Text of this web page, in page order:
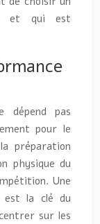
et qui est
dépend pas
pour le
préparation
physique du
Une
est la clé du
sur les